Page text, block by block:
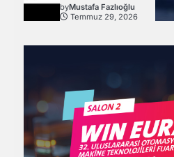
byMustafa Fazlıoğlu
Temmuz 29, 2026